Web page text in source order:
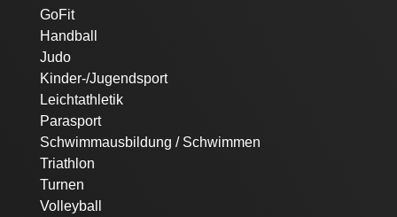
GoFit
Handball
Judo
Kinder-/Jugendsport
Leichtathletik
Parasport
Schwimmausbildung / Schwimmen
Triathlon
Turnen
Volleyball